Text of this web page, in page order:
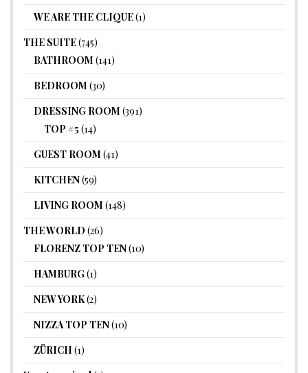
WE ARE THE CLIQUE(1)
THE SUITE(745)
BATHROOM (141)
BEDROOM (30)
DRESSING ROOM (391)
TOP #5 (14)
GUEST ROOM (41)
KITCHEN(59)
LIVING ROOM (148)
THE WORLD (26)
FLORENZ TOP TEN(10)
HAMBURG(1)
NEW YORK(2)
NIZZA TOP TEN(10)
ZÜRICH (1)